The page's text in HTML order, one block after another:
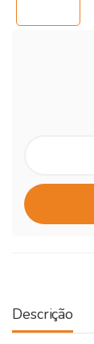
Descrição